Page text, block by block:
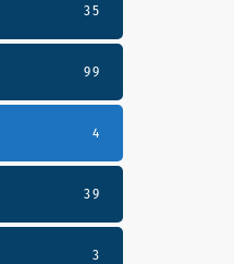
35
99
4
39
3